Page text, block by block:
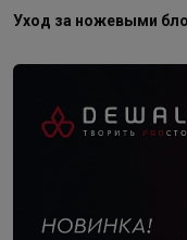
Уход за ножевыми